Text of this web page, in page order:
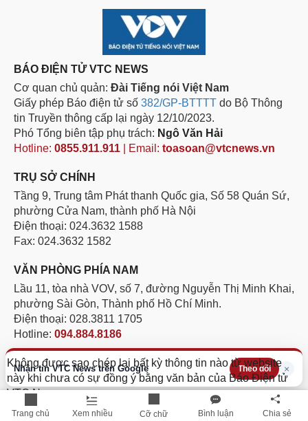
Trang chủ Xem nhiều Cỡ chữ Bình luận Chia sẻ
Nhận tin VTC News trên Google Theo dõi ×
BÁO ĐIỆN TỬ VTC NEWS
Cơ quan chủ quản: Đài Tiếng nói Việt Nam
Giấy phép Báo điện tử số 382/GP-BTTTT do Bộ Thông
tin Truyền thông cấp lại ngày 12/10/2023.
Phó Tổng biên tập phụ trách: Ngô Văn Hải
Hotline: 0855.911.911 | Email: toasoan@vtcnews.vn
TRỤ SỞ CHÍNH
Tầng 9, Trung tâm Phát thanh Quốc gia, Số 58 Quán Sứ,
phường Cửa Nam, thành phố Hà Nội
Điện thoại: 024.3632 1588
Fax: 024.3632 1582
VĂN PHÒNG PHÍA NAM
Lầu 11, tòa nhà VOV, số 7, đường Nguyễn Thị Minh Khai,
phường Sài Gòn, Thành phố Hồ Chí Minh.
Điện thoại: 028.3811 1705
Hotline: 094.884.8186
Không được sao chép lại bất kỳ thông tin nào từ website
này khi chưa có sự đồng ý bằng văn bản của Báo Điện tử
VTC News